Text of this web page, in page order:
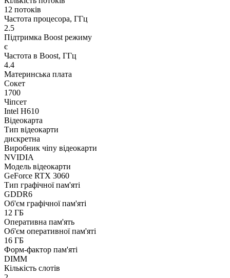
12 потоків
Частота процесора, ГГц
2.5
Підтримка Boost режиму
є
Частота в Boost, ГГц
4.4
Материнська плата
Сокет
1700
Чіпсет
Intel H610
Відеокарта
Тип відеокарти
дискретна
Виробник чіпу відеокарти
NVIDIA
Модель відеокарти
GeForce RTX 3060
Тип графічної пам'яті
GDDR6
Об'єм графічної пам'яті
12 ГБ
Оперативна пам'ять
Об'єм оперативної пам'яті
16 ГБ
Форм-фактор пам'яті
DIMM
Кількість слотів